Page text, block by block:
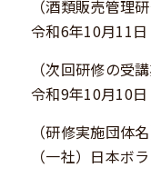
（酒類販売管理
令和6年10月11日
（次回研修の受講
令和9年10月10日
（研修実施団体名
（一社）日本ボ